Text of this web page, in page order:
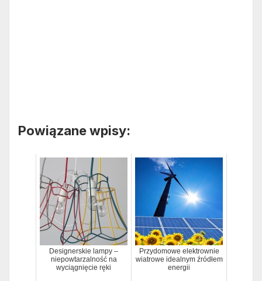
Powiązane wpisy:
Designerskie lampy –
niepowtarzalność na
wyciągnięcie ręki
Przydomowe elektrownie
wiatrowe idealnym źródłem
energii